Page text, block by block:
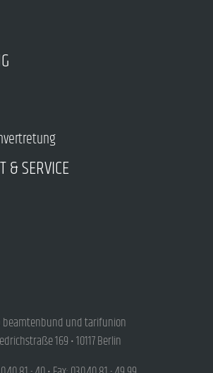
& SERVICE
beamtenbund und tarifunion
169 • 10117 Berlin